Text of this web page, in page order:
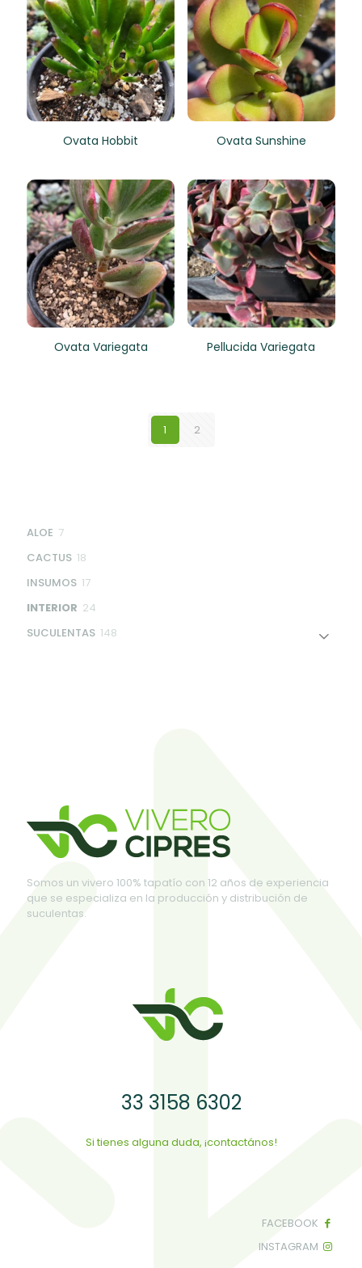
Ovata Hobbit Ovata Sunshine
Ovata Variegata Pellucida Variegata
1 2
ALOE 77
CACTUS 18
INSUMOS 1717
INTERIOR 24
SUCULENTAS 148
Somos un vivero 100% tapatío con 12 años de experiencia
que se especializa en la producción y distribución de
suculentas.
33 3158 6302
Si tienes alguna duda, ¡contactános!
FACEBOOK
INSTAGRAM